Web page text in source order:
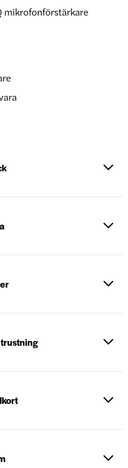
mikrofonförstärkare